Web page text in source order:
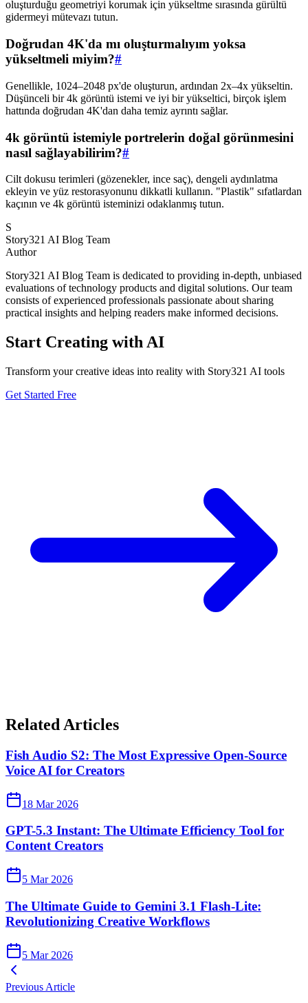
oluşturduğu geometriyi korumak için yükseltme sırasında gürültü
gidermeyi mütevazı tutun.
Doğrudan 4K'da mı oluşturmalıyım yoksa
yükseltmeli miyim?#
Genellikle, 1024–2048 px'de oluşturun, ardından 2x–4x yükseltin.
Düşünceli bir 4k görüntü istemi ve iyi bir yükseltici, birçok işlem
hattında doğrudan 4K'dan daha temiz ayrıntı sağlar.
4k görüntü istemiyle portrelerin doğal görünmesini
nasıl sağlayabilirim?#
Cilt dokusu terimleri (gözenekler, ince saç), dengeli aydınlatma
ekleyin ve yüz restorasyonunu dikkatli kullanın. "Plastik" sıfatlardan
kaçının ve 4k görüntü isteminizi odaklanmış tutun.
S
Story321 AI Blog Team
Author
Story321 AI Blog Team is dedicated to providing in-depth, unbiased
evaluations of technology products and digital solutions. Our team
consists of experienced professionals passionate about sharing
practical insights and helping readers make informed decisions.
Start Creating with AI
Transform your creative ideas into reality with Story321 AI tools
Get Started Free
Related Articles
Fish Audio S2: The Most Expressive Open-Source
Voice AI for Creators
18 Mar 2026
GPT-5.3 Instant: The Ultimate Efficiency Tool for
Content Creators
5 Mar 2026
The Ultimate Guide to Gemini 3.1 Flash-Lite:
Revolutionizing Creative Workflows
5 Mar 2026
Previous Article